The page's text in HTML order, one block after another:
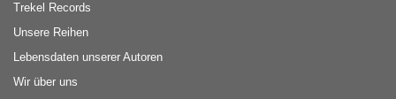
Trekel Records
Unsere Reihen
Lebensdaten unserer Autoren
Wir über uns